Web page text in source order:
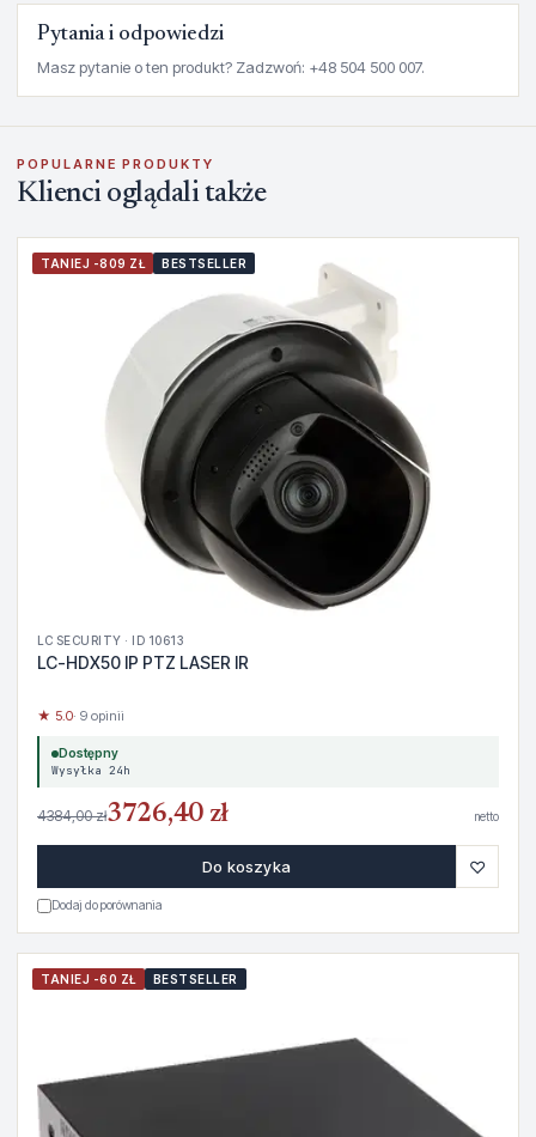
Pytania i odpowiedzi
Masz pytanie o ten produkt? Zadzwoń: +48 504 500 007.
POPULARNE PRODUKTY
Klienci oglądali także
TANIEJ -809 ZŁ BESTSELLER
LC SECURITY · ID 10613
LC-HDX50 IP PTZ LASER IR
★ 5.0· 9 opinii
Dostępny
Wysyłka 24h
4384,00 zł3726,40 zł netto
Do koszyka ♡
Dodaj do porównania
TANIEJ -60 ZŁ BESTSELLER